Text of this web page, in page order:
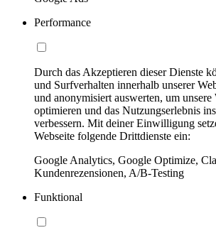
Performance
Durch das Akzeptieren dieser Dienste
und Surfverhalten innerhalb unserer
und anonymisiert auswerten, um unsere
optimieren und das Nutzungserlebnis
verbessern. Mit deiner Einwilligung
Webseite folgende Drittdienste ein:
Google Analytics, Google Optimize,
Kundenrezensionen, A/B-Testing
Funktional